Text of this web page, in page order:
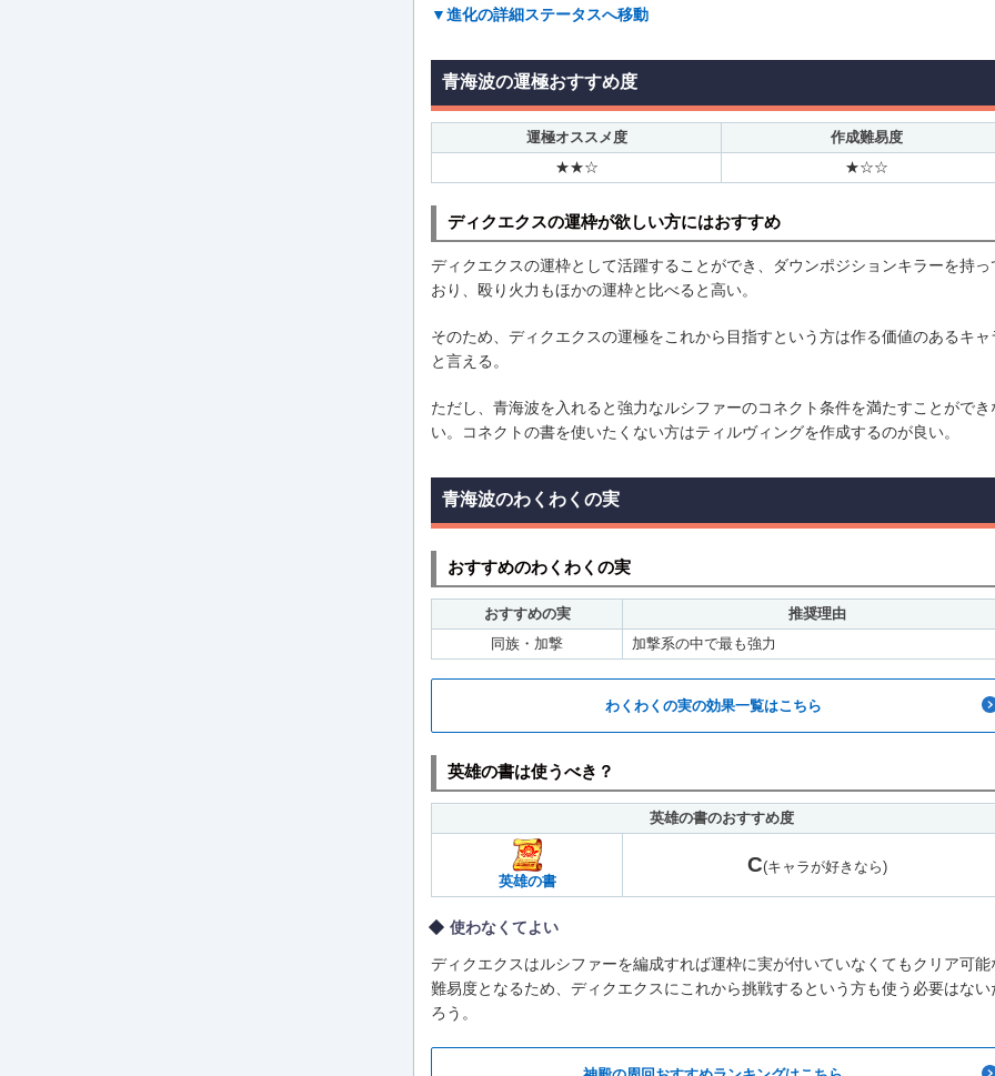
▼進化の詳細ステータスへ移動
青海波の運極おすすめ度
運極オススメ度
作成難易度
★★☆
★☆☆
ディクエクスの運枠が欲しい方にはおすすめ
ディクエクスの運枠として活躍することができ、ダウンポジションキラーを持っ
おり、殴り火力もほかの運枠と比べると高い。
そのため、ディクエクスの運極をこれから目指すという方は作る価値のあるキャ
と言える。
ただし、青海波を入れると強力なルシファーのコネクト条件を満たすことができ
い。コネクトの書を使いたくない方はティルヴィングを作成するのが良い。
青海波のわくわくの実
おすすめのわくわくの実
おすすめの実
推奨理由
同族・加撃
加撃系の中で最も強力
わくわくの実の効果一覧はこちら
英雄の書は使うべき？
英雄の書のおすすめ度
英雄の書
C(キャラが好きなら)
使わなくてよい
ディクエクスはルシファーを編成すれば運枠に実が付いていなくてもクリア可能
難易度となるため、ディクエクスにこれから挑戦するという方も使う必要はない
ろう。